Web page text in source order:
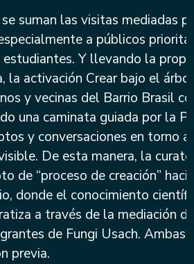
suman las visitas mediadas
a públicos
Y llevando la
la activación Crear bajo el
y vecinas del Barrio Brasil
una caminata guiada por la
y conversaciones en torno
De esta manera, la
de “proceso de creación”
donde el conocimiento
a través de la mediación
de Fungi Usach. Ambas
previa.